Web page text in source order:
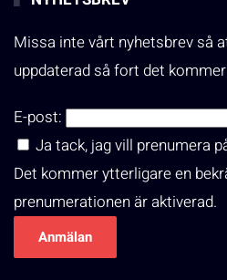
Missa inte vårt nyhetsbrev så
uppdaterad så fort det
E-post:
Ja tack, jag vill prenumera
Det kommer ytterligare en
prenumerationen är aktiverad.